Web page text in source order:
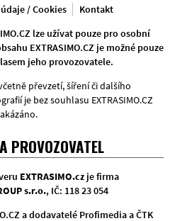
/ Cookies
Kontakt
lze užívat pouze pro osobní
EXTRASIMO.CZ je možné pouze
jeho provozovatele.
převzetí, šíření či dalšího
je bez souhlasu EXTRASIMO.CZ
PROVOZOVATEL
EXTRASIMO.czje firma
s.r.o., IČ: 118 23 054
a dodavatelé Profimedia a ČTK